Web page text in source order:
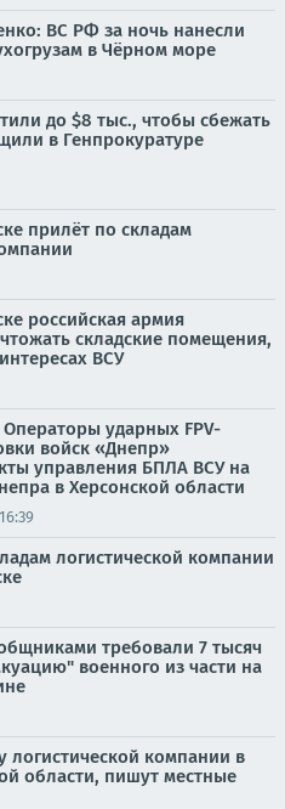
ВС РФ за ночь нанесли
в Чёрном море
до $8 тыс., чтобы сбежать
в Генпрокуратуре
прилёт по складам
российская армия
складские помещения,
ВСУ
ударных FPV-
войск «Днепр»
управления БПЛА ВСУ на
в Херсонской области
16:39
логистической компании
требовали 7 тысяч
военного из части на
логистической компании в
области, пишут местные